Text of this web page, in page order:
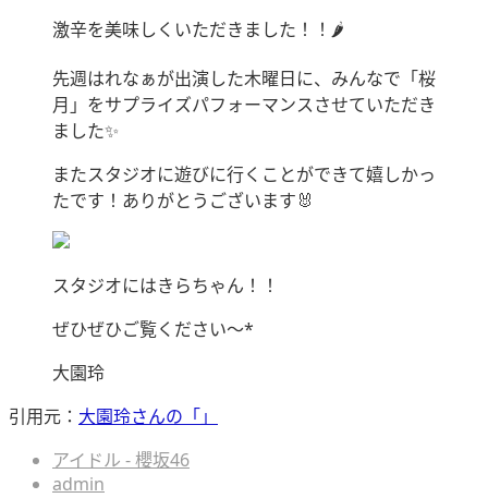
激辛を美味しくいただきました！！🌶
先週はれなぁが出演した木曜日に、みんなで「桜
月」をサプライズパフォーマンスさせていただき
ました✨
またスタジオに遊びに行くことができて嬉しかっ
たです！ありがとうございます🐰
スタジオにはきらちゃん！！
ぜひぜひご覧ください〜*
大園玲
引用元： 大園玲さんの「」
アイドル - 櫻坂46
admin